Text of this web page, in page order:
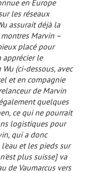
en Europe
les réseaux
assurait déjà la
Marvin –
placé pour
apprécier le
(ci-dessous, avec
et en compagnie
de Marvin
quelques
ce qui ne pourrait
logistiques pour
qui a donc
et les pieds sur
plus suisse]va
de Vaumarcus vers